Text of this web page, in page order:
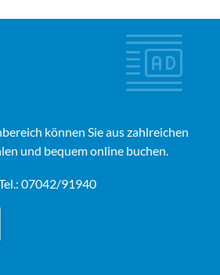
können Sie aus zahlreichen
und bequem online buchen.
07042/91940